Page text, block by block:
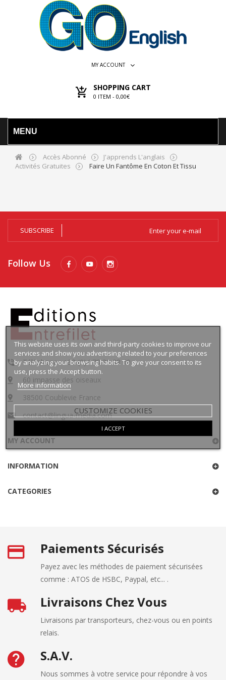
MY ACCOUNT
SHOPPING CART
0 ITEM - 0,00€
MENU
Accès Abonné
J'apprends L'anglais
Activités Gratuites
Faire Un Fantôme En Coton Et Tissu
This website uses its own and third-party cookies to improve our
services and show you advertising related to your preferences
by analyzing your browsing habits. To give your consent to its
use, press the Accept button.
More information
CUSTOMIZE COOKIES
I ACCEPT
SUBSCRIBE
Follow Us
Téléphone : +33 (0)4 78 30 88 49
60 impasse des oiseaux
38500 Coublevie France
contact@lingua-media.com
MY ACCOUNT
INFORMATION
CATEGORIES
Paiements Sécurisés
Payez avec les méthodes de paiement sécurisées
comme : ATOS de HSBC, Paypal, etc... .
Livraisons Chez Vous
Livraisons par transporteurs, chez-vous ou en points
relais.
S.A.V.
Nous sommes à votre service pour répondre à vos